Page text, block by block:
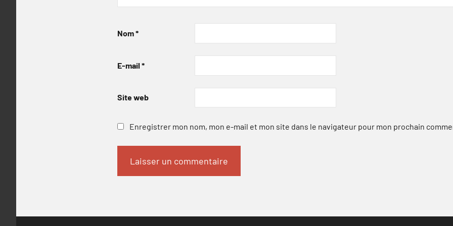
Nom*
E-mail *
Site web
Enregistrer mon nom, mon e-mail et mon site dans le navigateur pour mon prochain